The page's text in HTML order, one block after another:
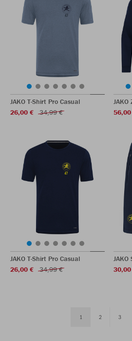
JAKO T-Shirt Pro Casual
26,00 €
34,99 €
JAKO
JAKO T-Shirt Pro Casual
26,00 €
34,99 €
JAKO
1 2 3